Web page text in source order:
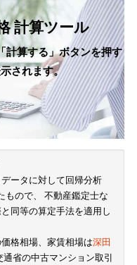
計算ツール
計算する」ボタンを押す
されます。
ータに対して回帰分析
もので、 不動産鑑定士な
同等の算定手法を適用し
格相場、家賃相場は深田
省の中古マンション取引